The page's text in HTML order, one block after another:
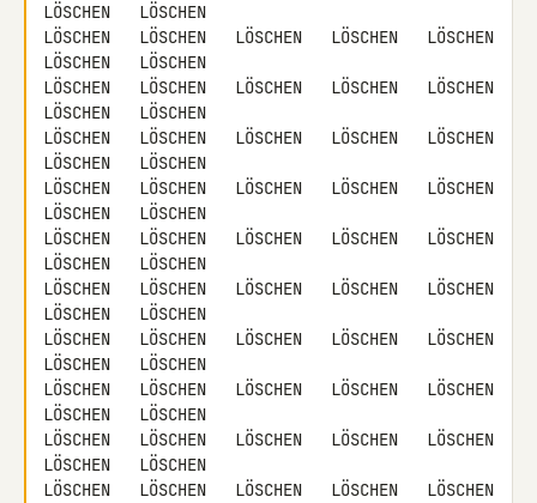
LÖSCHEN   LÖSCHEN
LÖSCHEN   LÖSCHEN   LÖSCHEN   LÖSCHEN   LÖSCHEN
LÖSCHEN   LÖSCHEN
LÖSCHEN   LÖSCHEN   LÖSCHEN   LÖSCHEN   LÖSCHEN
LÖSCHEN   LÖSCHEN
LÖSCHEN   LÖSCHEN   LÖSCHEN   LÖSCHEN   LÖSCHEN
LÖSCHEN   LÖSCHEN
LÖSCHEN   LÖSCHEN   LÖSCHEN   LÖSCHEN   LÖSCHEN
LÖSCHEN   LÖSCHEN
LÖSCHEN   LÖSCHEN   LÖSCHEN   LÖSCHEN   LÖSCHEN
LÖSCHEN   LÖSCHEN
LÖSCHEN   LÖSCHEN   LÖSCHEN   LÖSCHEN   LÖSCHEN
LÖSCHEN   LÖSCHEN
LÖSCHEN   LÖSCHEN   LÖSCHEN   LÖSCHEN   LÖSCHEN
LÖSCHEN   LÖSCHEN
LÖSCHEN   LÖSCHEN   LÖSCHEN   LÖSCHEN   LÖSCHEN
LÖSCHEN   LÖSCHEN
LÖSCHEN   LÖSCHEN   LÖSCHEN   LÖSCHEN   LÖSCHEN
LÖSCHEN   LÖSCHEN
LÖSCHEN   LÖSCHEN   LÖSCHEN   LÖSCHEN   LÖSCHEN